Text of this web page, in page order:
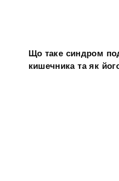
Що таке синдром
кишечника та як